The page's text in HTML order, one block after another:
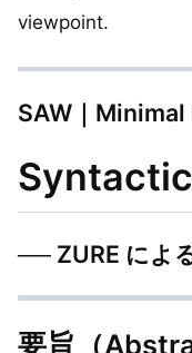
viewpoint.
SAW｜Minimal
── ZURE によ
要旨（